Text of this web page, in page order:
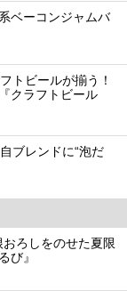
ベーコンジャムバ
トビールが揃う！
クラフトビール
ブレンドに“泡だ
ろしをのせた夏限
び』